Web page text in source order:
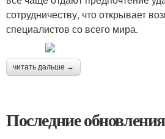
сотрудничеству, что открывает
специалистов со всего мира.
читать дальше →
Последние